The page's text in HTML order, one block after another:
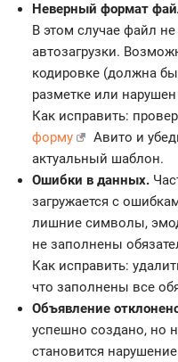
Неверный формат
В этом случае файл не
автозагрузки.
кодировке (должна
разметке или
Как исправить:
форму
Авито и
актуальный шаблон.
Ошибки в данных.
загружается с
лишние символы,
не заполнены
Как исправить:
что заполнены все
Объявление
успешно создано, но
становится